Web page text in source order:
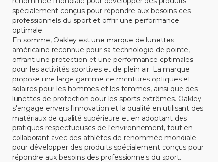
spécialement conçus pour répondre aux besoins des
professionnels du sport et offrir une performance
optimale.
En somme, Oakley est une marque de lunettes
américaine reconnue pour sa technologie de pointe,
offrant une protection et une performance optimales
pour les activités sportives et de plein air. La marque
propose une large gamme de montures optiques et
solaires pour les hommes et les femmes, ainsi que des
lunettes de protection pour les sports extrêmes. Oakley
s'engage envers l'innovation et la qualité en utilisant des
matériaux de qualité supérieure et en adoptant des
pratiques respectueuses de l'environnement, tout en
collaborant avec des athlètes de renommée mondiale
pour développer des produits spécialement conçus pour
répondre aux besoins des professionnels du sport.